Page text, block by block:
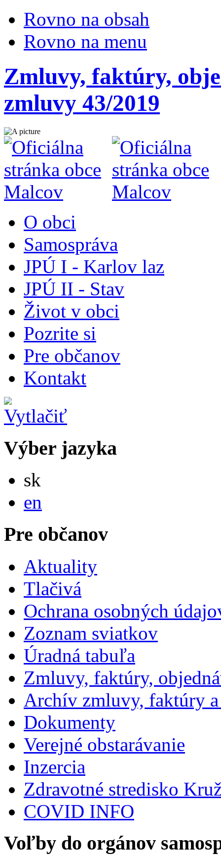
Rovno na obsah
Rovno na menu
Zmluvy, faktúry,
zmluvy 43/2019
O obci
Samospráva
JPÚ I - Karlov laz
JPÚ II - Stav
Život v obci
Pozrite si
Pre občanov
Kontakt
Výber jazyka
sk
en
Pre občanov
Aktuality
Tlačivá
Ochrana osobných
Zoznam sviatkov
Úradná tabuľa
Zmluvy, faktúry,
Archív zmluvy, faktúry
Dokumenty
Verejné obstarávanie
Inzercia
Zdravotné stredisko
COVID INFO
Voľby do orgánov